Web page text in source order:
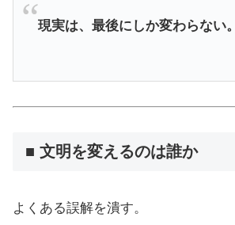
現実は、最後にしか変わらない。
■ 文明を変えるのは誰か
よくある誤解を潰す。